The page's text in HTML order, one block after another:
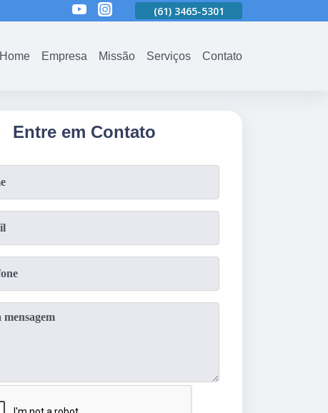
3465-5301 (61) 3465-5301
Home Empresa Missão Serviços Contato
Entre em Contato